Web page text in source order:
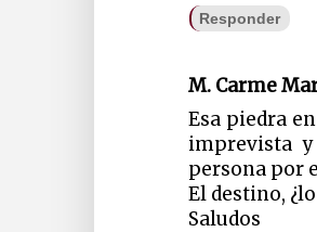
Responder
M. Carme
Esa piedra
imprevista
persona por
El destino,
Saludos